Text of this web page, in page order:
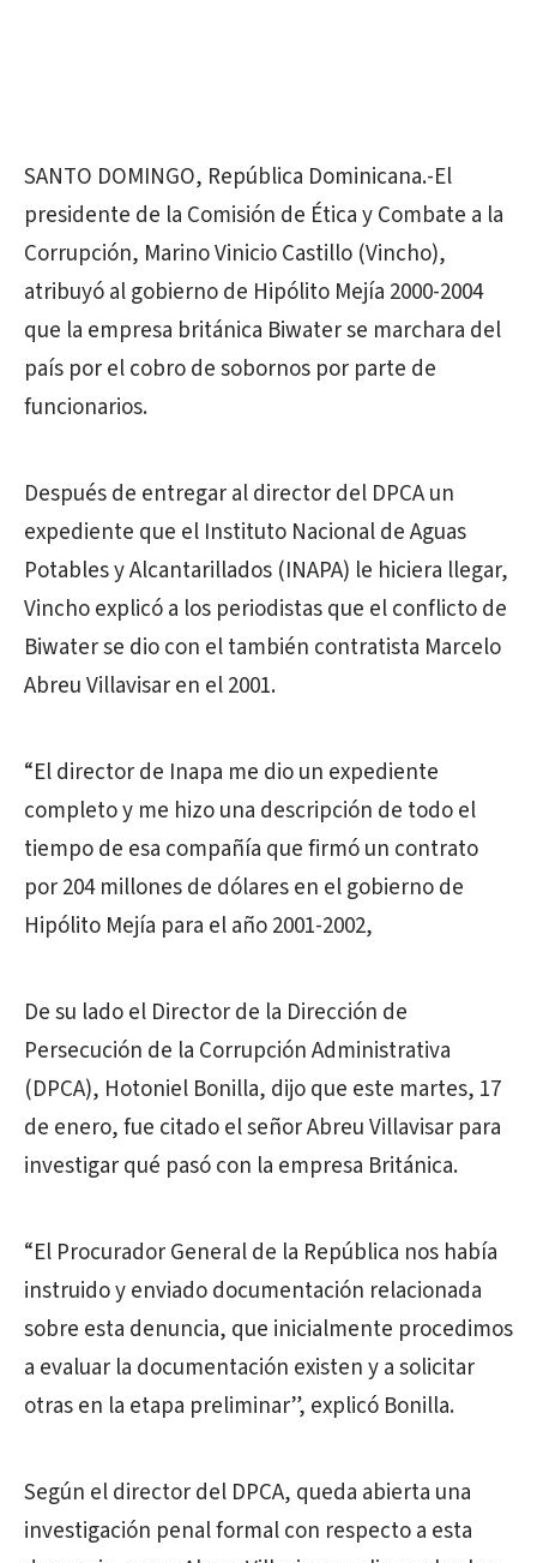
SANTO DOMINGO, República Dominicana.-El
presidente de la Comisión de Ética y Combate a la
Corrupción, Marino Vinicio Castillo (Vincho),
atribuyó al gobierno de Hipólito Mejía 2000-2004
que la empresa británica Biwater se marchara del
país por el cobro de sobornos por parte de
funcionarios.
Después de entregar al director del DPCA un
expediente que el Instituto Nacional de Aguas
Potables y Alcantarillados (INAPA) le hiciera llegar,
Vincho explicó a los periodistas que el conflicto de
Biwater se dio con el también contratista Marcelo
Abreu Villavisar en el 2001.
“El director de Inapa me dio un expediente
completo y me hizo una descripción de todo el
tiempo de esa compañía que firmó un contrato
por 204 millones de dólares en el gobierno de
Hipólito Mejía para el año 2001-2002,
De su lado el Director de la Dirección de
Persecución de la Corrupción Administrativa
(DPCA), Hotoniel Bonilla, dijo que este martes, 17
de enero, fue citado el señor Abreu Villavisar para
investigar qué pasó con la empresa Británica.
“El Procurador General de la República nos había
instruido y enviado documentación relacionada
sobre esta denuncia, que inicialmente procedimos
a evaluar la documentación existen y a solicitar
otras en la etapa preliminar”, explicó Bonilla.
Según el director del DPCA, queda abierta una
investigación penal formal con respecto a esta